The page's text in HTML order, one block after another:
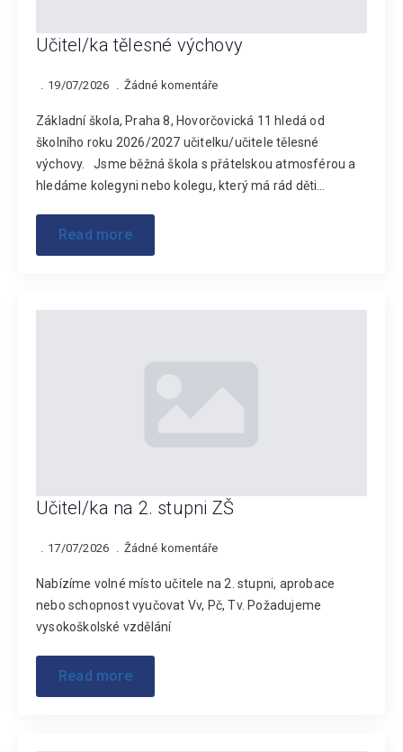
Učitel/ka tělesné výchovy
19/07/2026 Žádné komentáře
Základní škola, Praha 8, Hovorčovická 11 hledá od
školního roku 2026/2027 učitelku/učitele tělesné
výchovy. Jsme běžná škola s přátelskou atmosférou a
hledáme kolegyni nebo kolegu, který má rád děti…
Read more
Učitel/ka na 2. stupni ZŠ
17/07/2026 Žádné komentáře
Nabízíme volné místo učitele na 2. stupni, aprobace
nebo schopnost vyučovat Vv, Pč, Tv. Požadujeme
vysokoškolské vzdělání
Read more